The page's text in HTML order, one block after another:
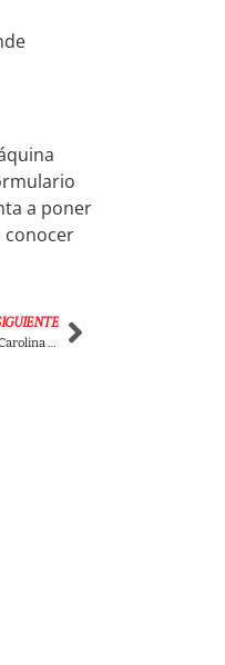
a poner
conocer